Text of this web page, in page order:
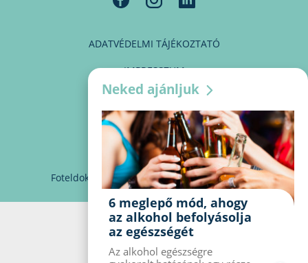
ADATVÉDELMI TÁJÉKOZTATÓ
IMPRESSZUM
MÉDIAAJÁNLAT
PARTNEREINK
KAPCSOLAT
Foteldoki info@foteldoki.hu Süti beállítások
Neked ajánljuk
6 meglepő mód, ahogy
az alkohol befolyásolja
az egészségét
Az alkohol egészségre